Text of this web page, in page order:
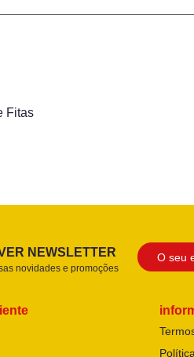
Fitas
NEWSLETTER
novidades e promoções